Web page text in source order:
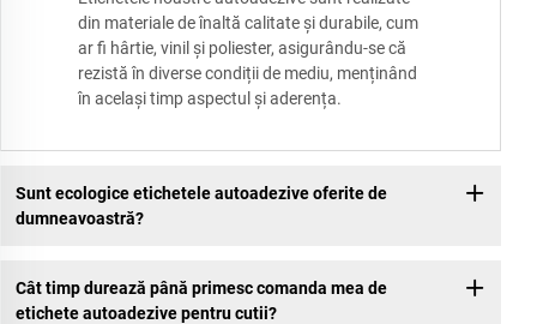
din materiale de înaltă calitate și durabile, cum
ar fi hârtie, vinil și poliester, asigurându-se că
rezistă în diverse condiții de mediu, menținând
în același timp aspectul și aderența.
Sunt ecologice etichetele autoadezive oferite de
dumneavoastră?
Cât timp durează până primesc comanda mea de
etichete autoadezive pentru cutii?